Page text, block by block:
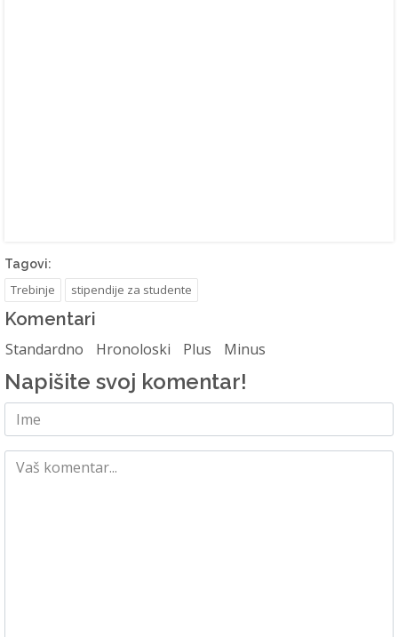
Tagovi:
Trebinje stipendije za studente
Komentari
Standardno Hronoloski Plus Minus
Napišite svoj komentar!